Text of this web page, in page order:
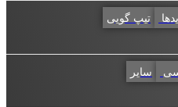
تیپ گویی
سایر